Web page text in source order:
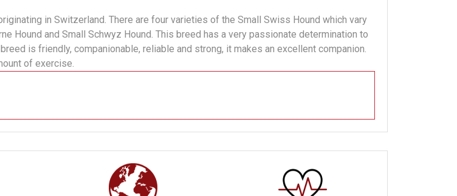
in Switzerland. There are four varieties of the Small Swiss Hound which vary
Hound and Small Schwyz Hound. This breed has a very passionate determination to
is friendly, companionable, reliable and strong, it makes an excellent companion.
of exercise.